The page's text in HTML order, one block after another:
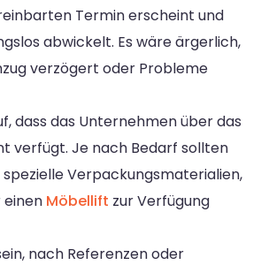
Termin erscheint und
abwickelt. Es wäre ärgerlich,
verzögert oder Probleme
dass das Unternehmen über das
verfügt. Je nach Bedarf sollten
spezielle Verpackungsmaterialien,
Möbellift zur Verfügung
nach Referenzen oder